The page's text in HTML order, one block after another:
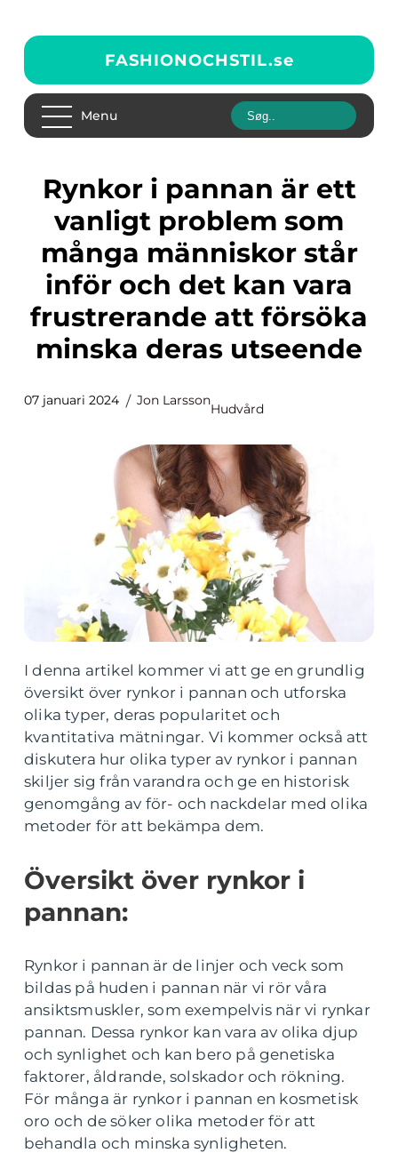
FASHIONOCHSTIL.se
Menu
Rynkor i pannan är ett
vanligt problem som
många människor står
inför och det kan vara
frustrerande att försöka
minska deras utseende
07 januari 2024 Jon Larsson
Hudvård
I denna artikel kommer vi att ge en grundlig
översikt över rynkor i pannan och utforska
olika typer, deras popularitet och
kvantitativa mätningar. Vi kommer också att
diskutera hur olika typer av rynkor i pannan
skiljer sig från varandra och ge en historisk
genomgång av för- och nackdelar med olika
metoder för att bekämpa dem.
Översikt över rynkor i
pannan:
Rynkor i pannan är de linjer och veck som
bildas på huden i pannan när vi rör våra
ansiktsmuskler, som exempelvis när vi rynkar
pannan. Dessa rynkor kan vara av olika djup
och synlighet och kan bero på genetiska
faktorer, åldrande, solskador och rökning.
För många är rynkor i pannan en kosmetisk
oro och de söker olika metoder för att
behandla och minska synligheten.